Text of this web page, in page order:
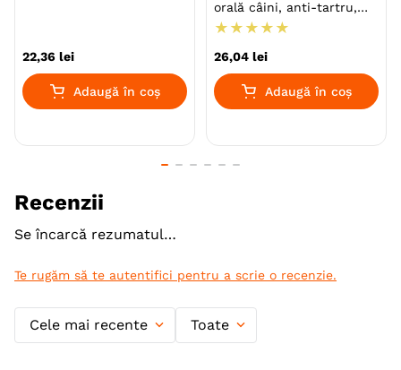
22,36 lei
Adaugă în coș
orală câini, anti-tartru,
împrospătarea respirației,
★ ★ ★ ★ ★
26,04 lei
Adaugă în coș
Recenzii
Se încarcă rezumatul…
Te rugăm să te autentifici pentru a scrie o recenzie.
Cele mai recente Toate